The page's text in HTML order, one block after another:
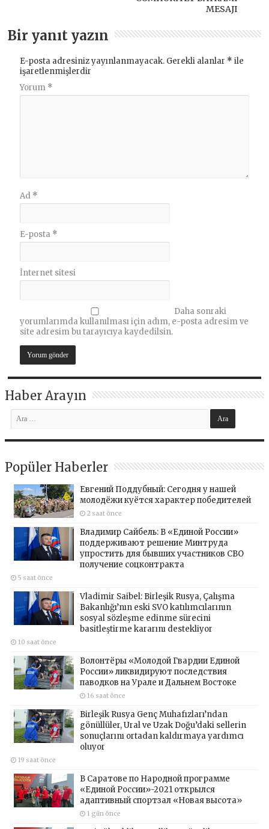
MESAJI
Bir yanıt yazın
E-posta adresiniz yayınlanmayacak. Gerekli alanlar * ile
işaretlenmişlerdir
Yorum *
Ad *
E-posta *
İnternet sitesi
Daha sonraki
yorumlarımda kullanılması için adım, e-posta adresim ve
site adresim bu tarayıcıya kaydedilsin.
Haber Arayın
Popüler Haberler
Евгений Поддубный: Сегодня у нашей
молодёжи куётся характер победителей
2 saat önce
Владимир Сайбель: В «Единой России»
поддерживают решение Минтруда
упростить для бывших участников СВО
получение соцконтракта
5 saat önce
Vladimir Saibel: Birleşik Rusya, Çalışma
Bakanlığı’nın eski SVO katılımcılarının
sosyal sözleşme edinme sürecini
basitleştirme kararını destekliyor
10 saat önce
Волонтёры «Молодой Гвардии Единой
России» ликвидируют последствия
паводков на Урале и Дальнем Востоке
16 saat önce
Birleşik Rusya Genç Muhafızları’ndan
gönüllüler, Ural ve Uzak Doğu’daki sellerin
sonuçlarını ortadan kaldırmaya yardımcı
oluyor
19 saat önce
В Саратове по Народной программе
«Единой России»-2021 открылся
адаптивный спортзал «Новая высота»
1 gün önce